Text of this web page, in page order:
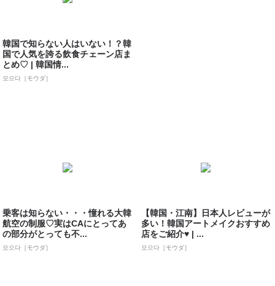
韓国で知らない人はいない！？韓
国で人気を誇る飲食チェーン店ま
とめ♡ | 韓国情...
모으다［モウダ］
乗客は知らない・・・憧れる大韓
航空の制服♡実はCAにとってあ
の部分がとっても不...
모으다［モウダ］
【韓国・江南】日本人レビューが
多い！韓国アートメイクおすすめ
店をご紹介♥ | ...
모으다［モウダ］